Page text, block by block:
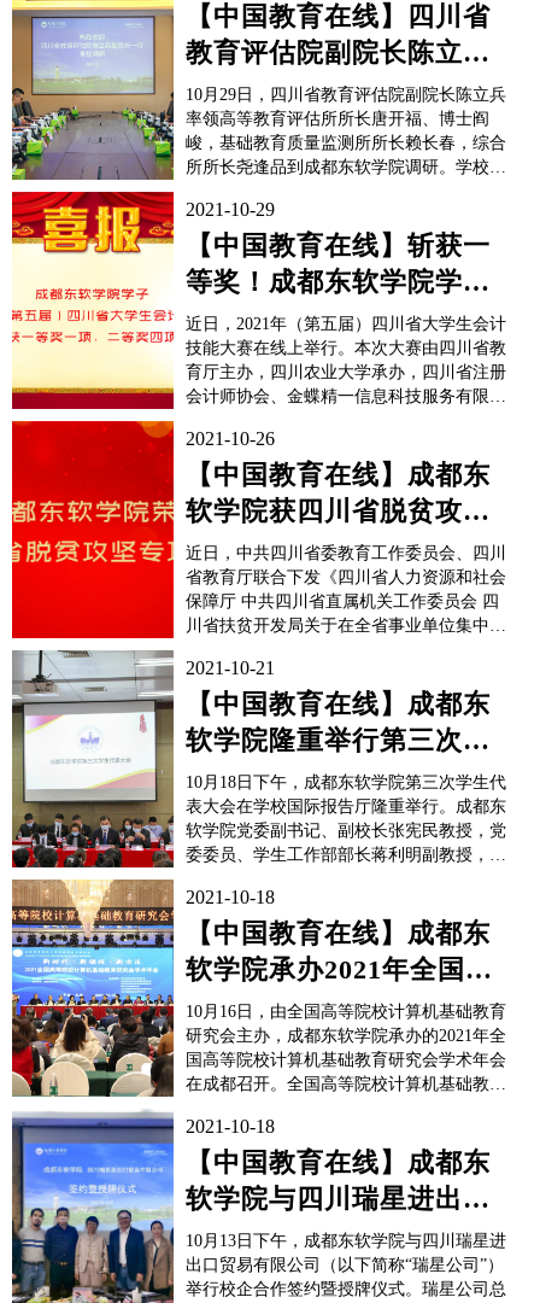
的用时保持领先，超越第二名近25秒。而在
后50米冲刺阶段，他拼尽全力并最...
【中国教育在线】四川省
教育评估院副院长陈立兵
一行到成都东软学院调研
10月29日，四川省教育评估院副院长陈立兵
率领高等教育评估所所长唐开福、博士阎
峻，基础教育质量监测所所长赖长春，综合
所所长尧逢品到成都东软学院调研。学校副
林敏、实验实训中心主任罗频捷、质量管理
部副部长宋艳、校长办公室副主任张劼与来
宾进行座谈交流。朱爱红副校长就东软的发
展历程、业务范围以及...
2021-10-29
【中国教育在线】斩获一
等奖！成都东软学院学子
在2021年（第五届）四川
省大学...
近日，2021年（第五届）四川省大学生会计
技能大赛在线上举行。本次大赛由四川省教
育厅主办，四川农业大学承办，四川省注册
会计师协会、金蝶精一信息科技服务有限公
都东软学院财务管理系学子组成的五支参赛
队伍在大赛中表现出色，共斩获一等奖一
项，二等奖四项。本次大赛分为“理论与实
务技能基本功竞赛”初...
2021-10-26
【中国教育在线】成都东
软学院获四川省脱贫攻坚
专项嘉奖
近日，中共四川省委教育工作委员会、四川
省教育厅联合下发《四川省人力资源和社会
保障厅 中共四川省直属机关工作委员会 四
川省扶贫开发局关于在全省事业单位集中开
软学院获四川省“脱贫攻坚专项嘉奖集体”，
信息与商务管理学院教师冯宇获四川省“脱
贫攻坚专项嘉奖个人”。自2017年以来，成
都东软学院积极响应...
2021-10-21
【中国教育在线】成都东
软学院隆重举行第三次学
生代表大会
10月18日下午，成都东软学院第三次学生代
表大会在学校国际报告厅隆重举行。成都东
软学院党委副书记、副校长张宪民教授，党
委委员、学生工作部部长蒋利明副教授，都
联合会执行主席彭诗睿，成都市学生联合会
执行主席田龙阳，成都东软学院学生会第十
六届执行主席伍丽颖出席大会。成都锦城学
院、四川外国语大学...
2021-10-18
【中国教育在线】成都东
软学院承办2021年全国高
等院校计算机基础教育研
究会学...
10月16日，由全国高等院校计算机基础教育
研究会主办，成都东软学院承办的2021年全
国高等院校计算机基础教育研究会学术年会
在成都召开。全国高等院校计算机基础教育
国高等院校计算机基础教育研究会荣誉会长
谭浩强教授，全国高等院校计算机基础教育
研究会资深副会长龚沛曾、李凤霞、杨小
平，研究会副会长耿...
2021-10-18
【中国教育在线】成都东
软学院与四川瑞星进出口
贸易有限公司举行校企合
作签约暨授...
10月13日下午，成都东软学院与四川瑞星进
出口贸易有限公司（以下简称“瑞星公司”）
举行校企合作签约暨授牌仪式。瑞星公司总